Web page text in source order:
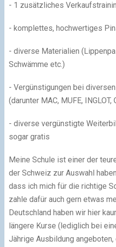
- 1 zusätzliches
- komplettes, hochwertiges
- diverse Materialien
Schwämme etc.)
- Vergünstigungen bei
(darunter MAC, MUFE, INGLOT,
- diverse vergünstigte
sogar gratis
Meine Schule ist einer der
der Schweiz zur Auswahl
dass ich mich für die richtige
zahle dafür auch gern etwas
Deutschland haben wir hier
längere Kurse (lediglich bei
Jährige Ausbildung